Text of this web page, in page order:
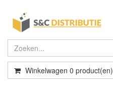
Winkelwagen 0 product(en)